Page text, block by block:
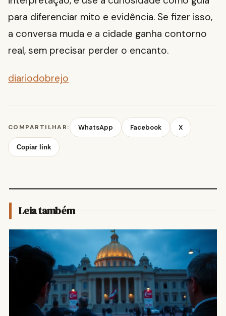
para diferenciar mito e evidência. Se fizer isso,
a conversa muda e a cidade ganha contorno
real, sem precisar perder o encanto.
diariodobrejo
COMPARTILHAR: WhatsApp Facebook X
Copiar link
Leia também